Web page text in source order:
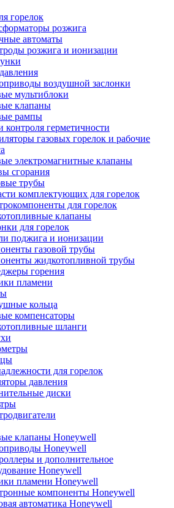
горелок
розжига
автоматы
розжига и ионизации
воздушной заслонки
мультиблоки
клапаны
рампы
контроля герметичности
газовых горелок и рабочие
электромагнитные клапаны
сгорания
трубы
комплектующих для горелок
для горелок
клапаны
для горелок
поджига и ионизации
газовой трубы
жидкотопливной трубы
горения
пламени
кольца
компенсаторы
шланги
для горелок
давления
диски
клапаны Honeywell
Honeywell
и дополнительное
Honeywell
пламени Honeywell
компоненты Honeywell
автоматика Honeywell